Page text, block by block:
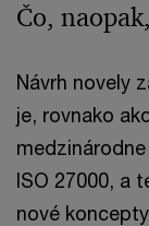
Čo,
Návrh novely
je, rovnako
ISO 27000, a
nové